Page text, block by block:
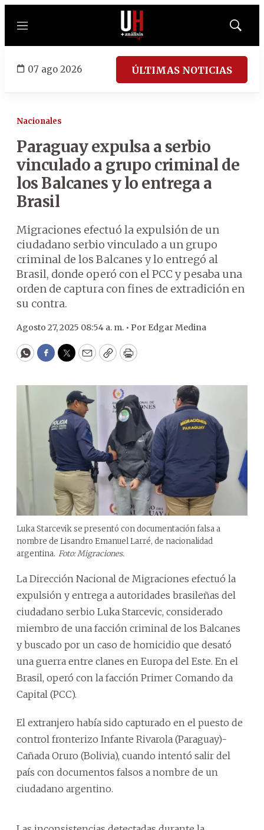
Menú
Mostrar
07 ago 2026 ÚLTIMAS NOTICIAS
Nacionales
Paraguay expulsa a serbio
vinculado a grupo criminal de
los Balcanes y lo entrega a
Brasil
Migraciones efectuó la expulsión de un
ciudadano serbio vinculado a un grupo
criminal de los Balcanes y lo entregó al
Brasil, donde operó con el PCC y pesaba una
orden de captura con fines de extradición en
su contra.
Agosto 27, 2025 08:54 a. m. • Por Edgar Medina
WhatsApp
Facebook
Twitter
EmailCopyPrint
Luka Starcevik se presentó con documentación falsa a
nombre de Lisandro Emanuel Larré, de nacionalidad
argentina. Foto: Migraciones.
La Dirección Nacional de Migraciones efectuó la
expulsión y entrega a autoridades brasileñas del
ciudadano serbio Luka Starcevic, considerado
miembro de una facción criminal de los Balcanes
y buscado por un caso de homicidio que desató
una guerra entre clanes en Europa del Este. En el
Brasil, operó con la facción Primer Comando da
Capital (PCC).
El extranjero había sido capturado en el puesto de
control fronterizo Infante Rivarola (Paraguay)-
Cañada Oruro (Bolivia), cuando intentó salir del
país con documentos falsos a nombre de un
ciudadano argentino.